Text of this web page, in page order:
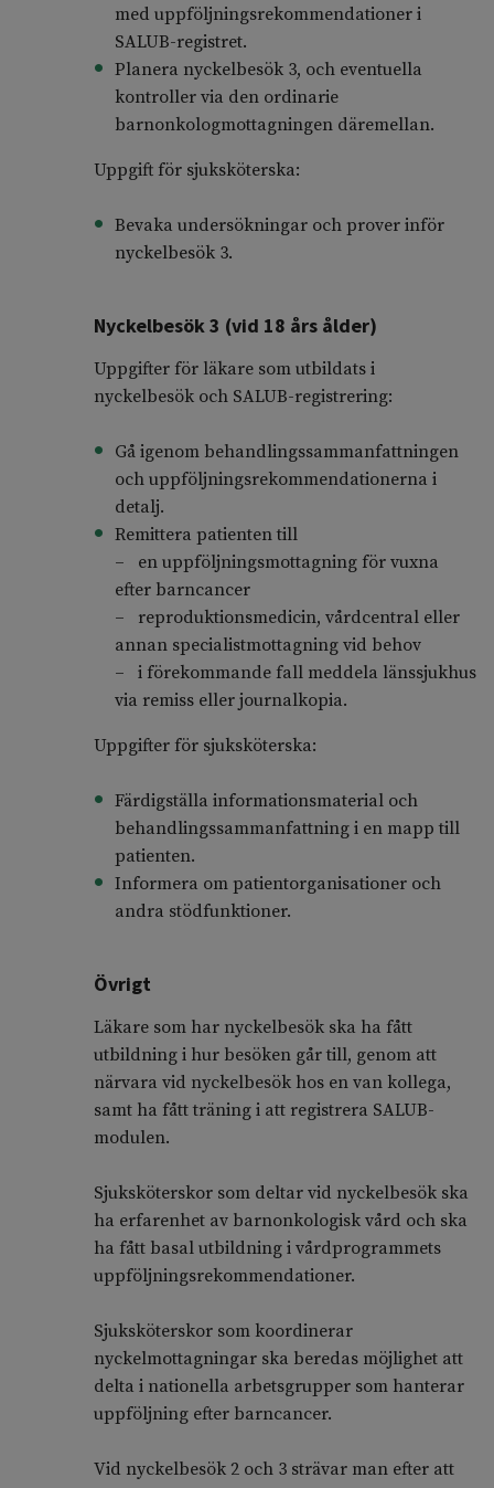
med uppföljningsrekommendationer i
SALUB-registret.
Planera nyckelbesök 3, och eventuella
kontroller via den ordinarie
barnonkologmottagningen däremellan.
Uppgift för sjuksköterska:
Bevaka undersökningar och prover inför
nyckelbesök 3.
Nyckelbesök 3 (vid 18 års ålder)
Uppgifter för läkare som utbildats i
nyckelbesök och SALUB-registrering:
Gå igenom behandlingssammanfattningen
och uppföljningsrekommendationerna i
detalj.
Remittera patienten till
– en uppföljningsmottagning för vuxna
efter barncancer
– reproduktionsmedicin, vårdcentral eller
annan specialistmottagning vid behov
– i förekommande fall meddela länssjukhus
via remiss eller journalkopia.
Uppgifter för sjuksköterska:
Färdigställa informationsmaterial och
behandlingssammanfattning i en mapp till
patienten.
Informera om patientorganisationer och
andra stödfunktioner.
Övrigt
Läkare som har nyckelbesök ska ha fått
utbildning i hur besöken går till, genom att
närvara vid nyckelbesök hos en van kollega,
samt ha fått träning i att registrera SALUB-
modulen.
Sjuksköterskor som deltar vid nyckelbesök ska
ha erfarenhet av barnonkologisk vård och ska
ha fått basal utbildning i vårdprogrammets
uppföljningsrekommendationer.
Sjuksköterskor som koordinerar
nyckelmottagningar ska beredas möjlighet att
delta i nationella arbetsgrupper som hanterar
uppföljning efter barncancer.
Vid nyckelbesök 2 och 3 strävar man efter att